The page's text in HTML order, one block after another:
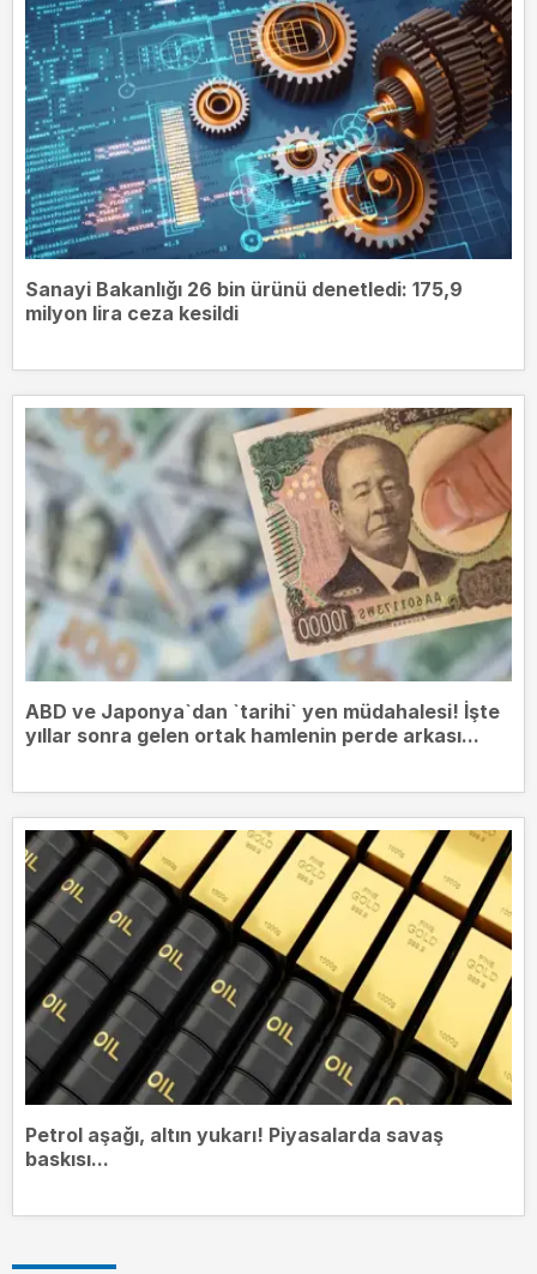
Sanayi Bakanlığı 26 bin ürünü denetledi: 175,9
milyon lira ceza kesildi
ABD ve Japonya`dan `tarihi` yen müdahalesi! İşte
yıllar sonra gelen ortak hamlenin perde arkası...
Petrol aşağı, altın yukarı! Piyasalarda savaş
baskısı...